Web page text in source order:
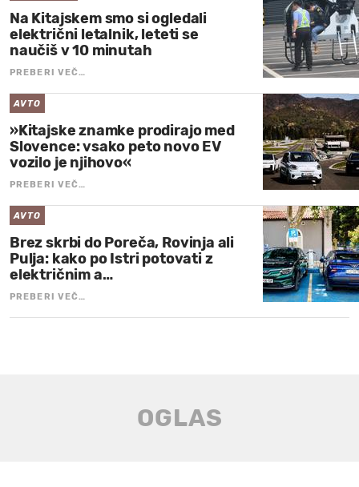
Na Kitajskem smo si ogledali
električni letalnik, leteti se
naučiš v 10 minutah
PREBERI VEČ…
AVTO
»Kitajske znamke prodirajo med
Slovence: vsako peto novo EV
vozilo je njihovo«
PREBERI VEČ…
AVTO
Brez skrbi do Poreča, Rovinja ali
Pulja: kako po Istri potovati z
električnim a…
PREBERI VEČ…